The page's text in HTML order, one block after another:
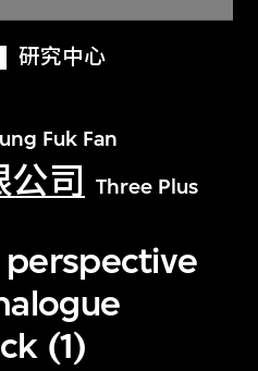
研究中心
Fuk Fan
司
Three Plus
(1)
及二十一世纪视觉